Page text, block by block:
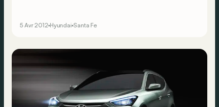
5 Avr 2012 Hyundai Santa Fe